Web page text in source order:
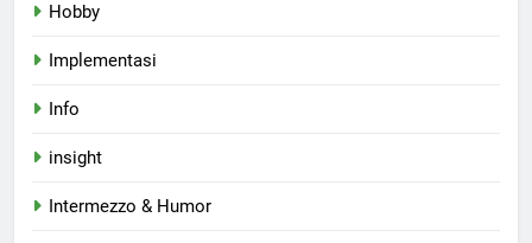
Hobby
Implementasi
Info
insight
Intermezzo & Humor